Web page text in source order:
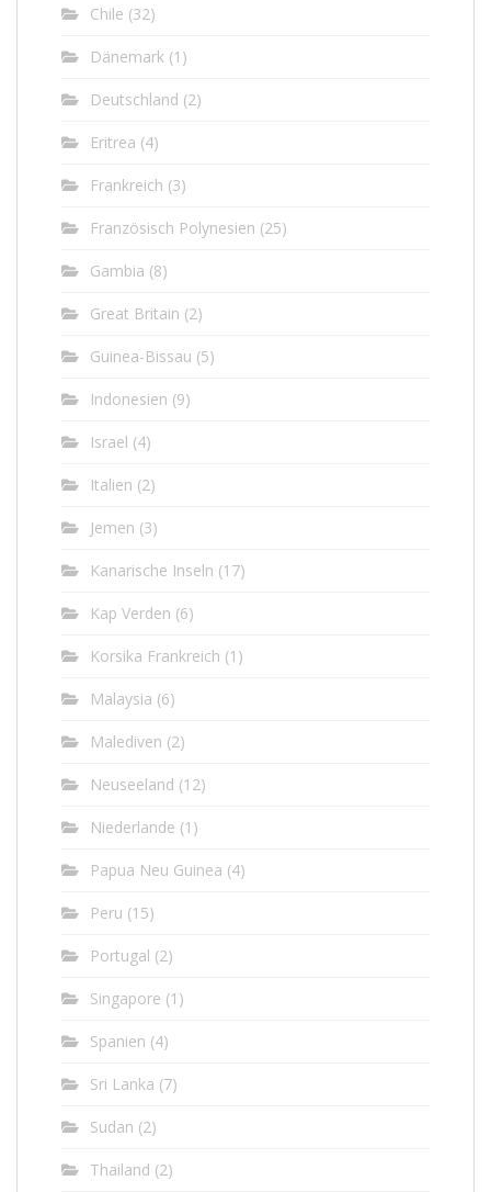
Chile (32)
Dänemark (1)
Deutschland (2)
Eritrea (4)
Frankreich (3)
Französisch Polynesien (25)
Gambia (8)
Great Britain (2)
Guinea-Bissau (5)
Indonesien (9)
Israel (4)
Italien (2)
Jemen (3)
Kanarische Inseln (17)
Kap Verden (6)
Korsika Frankreich (1)
Malaysia (6)
Malediven (2)
Neuseeland (12)
Niederlande (1)
Papua Neu Guinea (4)
Peru (15)
Portugal (2)
Singapore (1)
Spanien (4)
Sri Lanka (7)
Sudan (2)
Thailand (2)